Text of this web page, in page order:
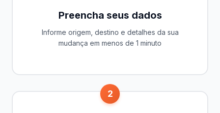
Preencha seus dados
Informe origem, destino e detalhes da sua
mudança em menos de 1 minuto
2